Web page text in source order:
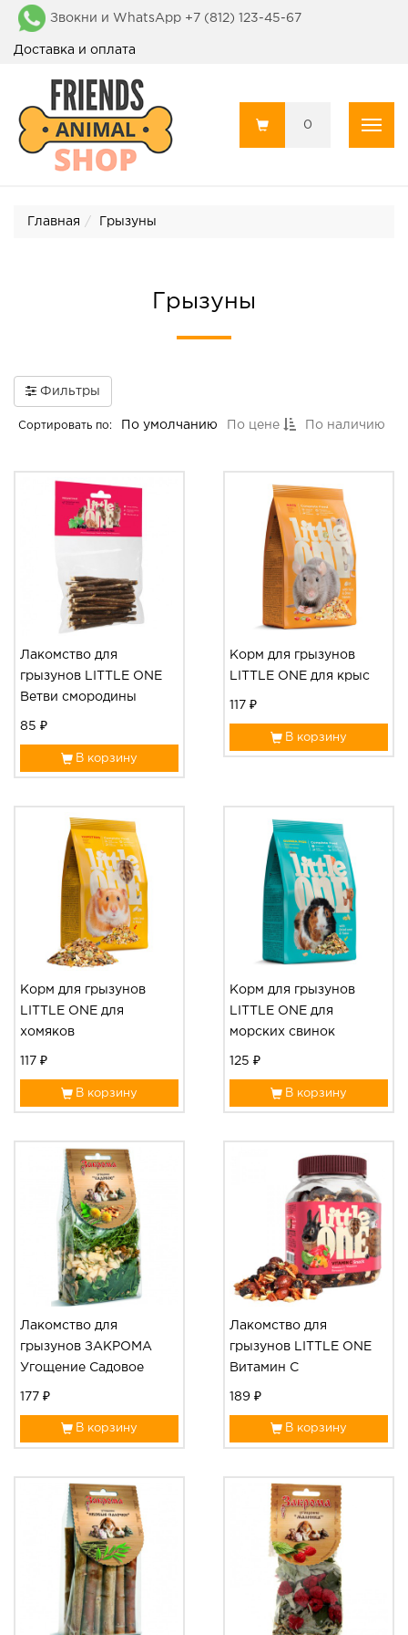
Звокни и WhatsApp +7 (812) 123-45-67
Доставка и оплата
0
Главная Грызуны
Грызуны
Фильтры
Сортировать по: По умолчанию По цене По наличию
В корзину
Лакомство для
грызунов LITTLE ONE
Ветви смородины
85 ₽
В корзину
Корм для грызунов
LITTLE ONE для крыс
117 ₽
В корзину
Корм для грызунов
LITTLE ONE для
хомяков
117 ₽
В корзину
Корм для грызунов
LITTLE ONE для
морских свинок
125 ₽
В корзину
Лакомство для
грызунов ЗАКРОМА
Угощение Садовое
177 ₽
В корзину
Лакомство для
грызунов LITTLE ONE
Витамин С
189 ₽